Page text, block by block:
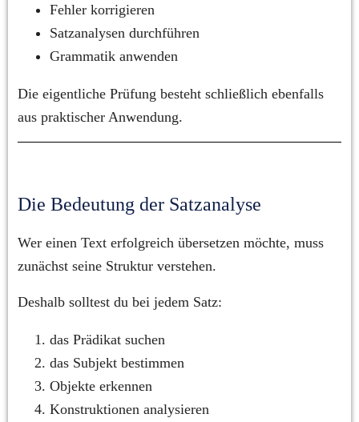
Fehler korrigieren
Satzanalysen durchführen
Grammatik anwenden
Die eigentliche Prüfung besteht schließlich ebenfalls
aus praktischer Anwendung.
Die Bedeutung der Satzanalyse
Wer einen Text erfolgreich übersetzen möchte, muss
zunächst seine Struktur verstehen.
Deshalb solltest du bei jedem Satz:
das Prädikat suchen
das Subjekt bestimmen
Objekte erkennen
Konstruktionen analysieren